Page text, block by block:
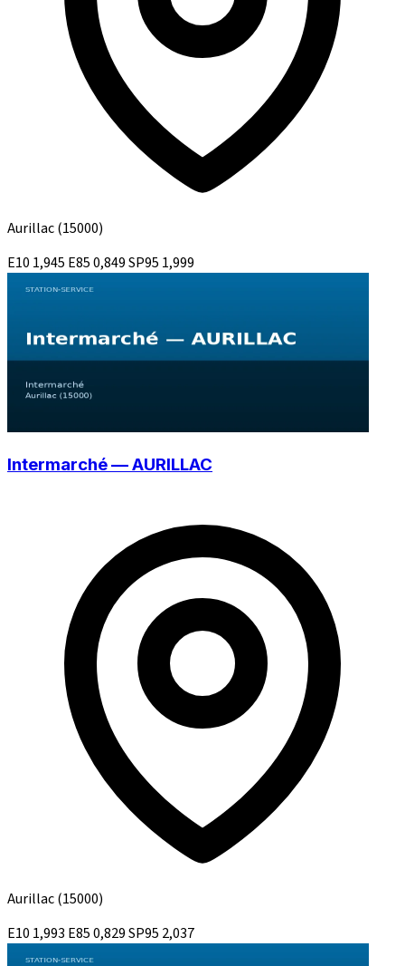
Aurillac(15000)
E10 1,945 E850,849SP95 1,999
Intermarché — AURILLAC
Aurillac(15000)
E10 1,993 E850,829SP95 2,037